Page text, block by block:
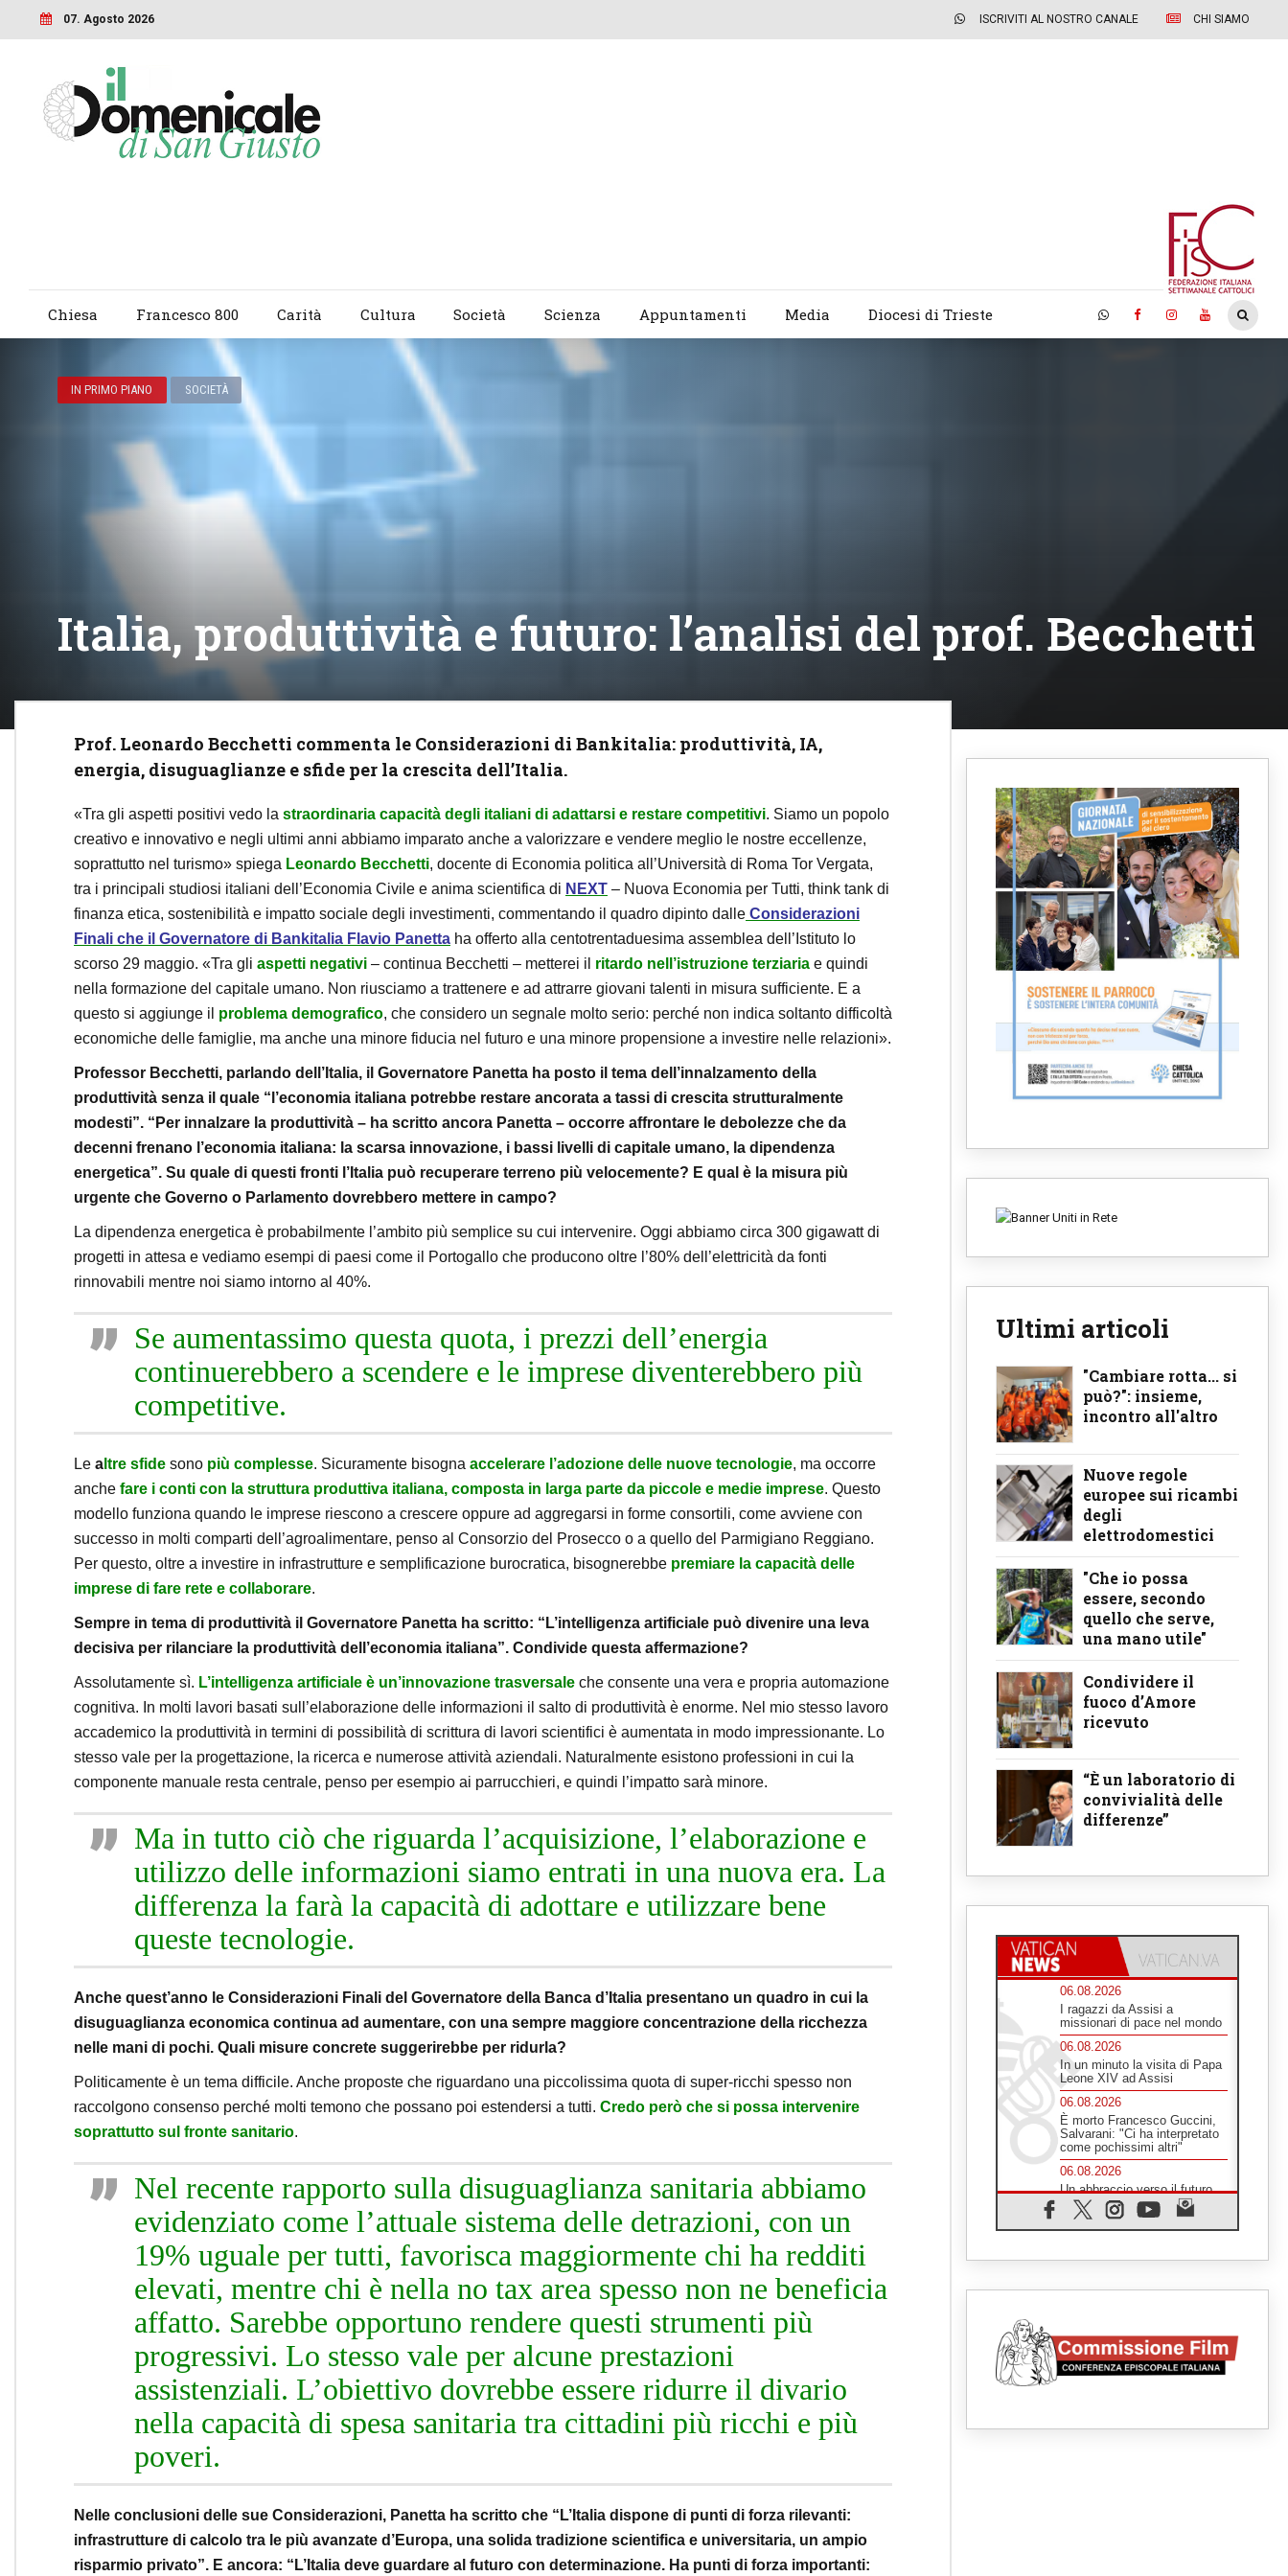
07. Agosto 2026 ISCRIVITI AL NOSTRO CANALE CHI SIAMO
Chiesa Francesco 800 Carità Cultura Società Scienza Appuntamenti Media Diocesi di Trieste
IN PRIMO PIANO SOCIETÀ
Italia, produttività e futuro: l’analisi del prof. Becchetti
Prof. Leonardo Becchetti commenta le Considerazioni di Bankitalia: produttività, IA,
energia, disuguaglianze e sfide per la crescita dell’Italia.
«Tra gli aspetti positivi vedo la straordinaria capacità degli italiani di adattarsi e restare competitivi. Siamo un popolo
creativo e innovativo e negli ultimi anni abbiamo imparato anche a valorizzare e vendere meglio le nostre eccellenze,
soprattutto nel turismo» spiega Leonardo Becchetti, docente di Economia politica all’Università di Roma Tor Vergata,
tra i principali studiosi italiani dell’Economia Civile e anima scientifica di NEXT – Nuova Economia per Tutti, think tank di
finanza etica, sostenibilità e impatto sociale degli investimenti, commentando il quadro dipinto dalle Considerazioni
Finali che il Governatore di Bankitalia Flavio Panetta ha offerto alla centotrentaduesima assemblea dell’Istituto lo
scorso 29 maggio. «Tra gli aspetti negativi – continua Becchetti – metterei il ritardo nell’istruzione terziaria e quindi
nella formazione del capitale umano. Non riusciamo a trattenere e ad attrarre giovani talenti in misura sufficiente. E a
questo si aggiunge il problema demografico, che considero un segnale molto serio: perché non indica soltanto difficoltà
economiche delle famiglie, ma anche una minore fiducia nel futuro e una minore propensione a investire nelle relazioni».
Professor Becchetti, parlando dell’Italia, il Governatore Panetta ha posto il tema dell’innalzamento della
produttività senza il quale “l’economia italiana potrebbe restare ancorata a tassi di crescita strutturalmente
modesti”. “Per innalzare la produttività – ha scritto ancora Panetta – occorre affrontare le debolezze che da
decenni frenano l’economia italiana: la scarsa innovazione, i bassi livelli di capitale umano, la dipendenza
energetica”. Su quale di questi fronti l’Italia può recuperare terreno più velocemente? E qual è la misura più
urgente che Governo o Parlamento dovrebbero mettere in campo?
La dipendenza energetica è probabilmente l’ambito più semplice su cui intervenire. Oggi abbiamo circa 300 gigawatt di
progetti in attesa e vediamo esempi di paesi come il Portogallo che producono oltre l’80% dell’elettricità da fonti
rinnovabili mentre noi siamo intorno al 40%.
Se aumentassimo questa quota, i prezzi dell’energia
continuerebbero a scendere e le imprese diventerebbero più
competitive.
Le a ltre sfide sono più complesse. Sicuramente bisogna accelerare l’adozione delle nuove tecnologie, ma occorre
anche fare i conti con la struttura produttiva italiana, composta in larga parte da piccole e medie imprese. Questo
modello funziona quando le imprese riescono a crescere oppure ad aggregarsi in forme consortili, come avviene con
successo in molti comparti dell’agroalimentare, penso al Consorzio del Prosecco o a quello del Parmigiano Reggiano.
Per questo, oltre a investire in infrastrutture e semplificazione burocratica, bisognerebbe premiare la capacità delle
imprese di fare rete e collaborare.
Sempre in tema di produttività il Governatore Panetta ha scritto: “L’intelligenza artificiale può divenire una leva
decisiva per rilanciare la produttività dell’economia italiana”. Condivide questa affermazione?
Assolutamente sì. L’intelligenza artificiale è un’innovazione trasversale che consente una vera e propria automazione
cognitiva. In molti lavori basati sull’elaborazione delle informazioni il salto di produttività è enorme. Nel mio stesso lavoro
accademico la produttività in termini di possibilità di scrittura di lavori scientifici è aumentata in modo impressionante. Lo
stesso vale per la progettazione, la ricerca e numerose attività aziendali. Naturalmente esistono professioni in cui la
componente manuale resta centrale, penso per esempio ai parrucchieri, e quindi l’impatto sarà minore.
Ma in tutto ciò che riguarda l’acquisizione, l’elaborazione e
utilizzo delle informazioni siamo entrati in una nuova era. La
differenza la farà la capacità di adottare e utilizzare bene
queste tecnologie.
Anche quest’anno le Considerazioni Finali del Governatore della Banca d’Italia presentano un quadro in cui la
disuguaglianza economica continua ad aumentare, con una sempre maggiore concentrazione della ricchezza
nelle mani di pochi. Quali misure concrete suggerirebbe per ridurla?
Politicamente è un tema difficile. Anche proposte che riguardano una piccolissima quota di super-ricchi spesso non
raccolgono consenso perché molti temono che possano poi estendersi a tutti. Credo però che si possa intervenire
soprattutto sul fronte sanitario.
Nel recente rapporto sulla disuguaglianza sanitaria abbiamo
evidenziato come l’attuale sistema delle detrazioni, con un
19% uguale per tutti, favorisca maggiormente chi ha redditi
elevati, mentre chi è nella no tax area spesso non ne beneficia
affatto. Sarebbe opportuno rendere questi strumenti più
progressivi. Lo stesso vale per alcune prestazioni
assistenziali. L’obiettivo dovrebbe essere ridurre il divario
nella capacità di spesa sanitaria tra cittadini più ricchi e più
poveri.
Nelle conclusioni delle sue Considerazioni, Panetta ha scritto che “L’Italia dispone di punti di forza rilevanti:
infrastrutture di calcolo tra le più avanzate d’Europa, una solida tradizione scientifica e universitaria, un ampio
risparmio privato”. E ancora: “L’Italia deve guardare al futuro con determinazione. Ha punti di forza importanti:
Ultimi articoli
"Cambiare rotta... si
può?": insieme,
incontro all'altro
Nuove regole
europee sui ricambi
degli
elettrodomestici
"Che io possa
essere, secondo
quello che serve,
una mano utile"
Condividere il
fuoco d’Amore
ricevuto
“È un laboratorio di
convivialità delle
differenze”
06.08.2026
I ragazzi da Assisi a
missionari di pace nel mondo
06.08.2026
In un minuto la visita di Papa
Leone XIV ad Assisi
06.08.2026
È morto Francesco Guccini,
Salvarani: "Ci ha interpretato
come pochissimi altri"
06.08.2026
Un abbraccio verso il futuro,
la grande festa del Papa e dei
giovani ad Assisi
Il grazie dei giovani al Papa:
06.08.2026
separano gli esseri umani
06.08.2026
06.08.2026